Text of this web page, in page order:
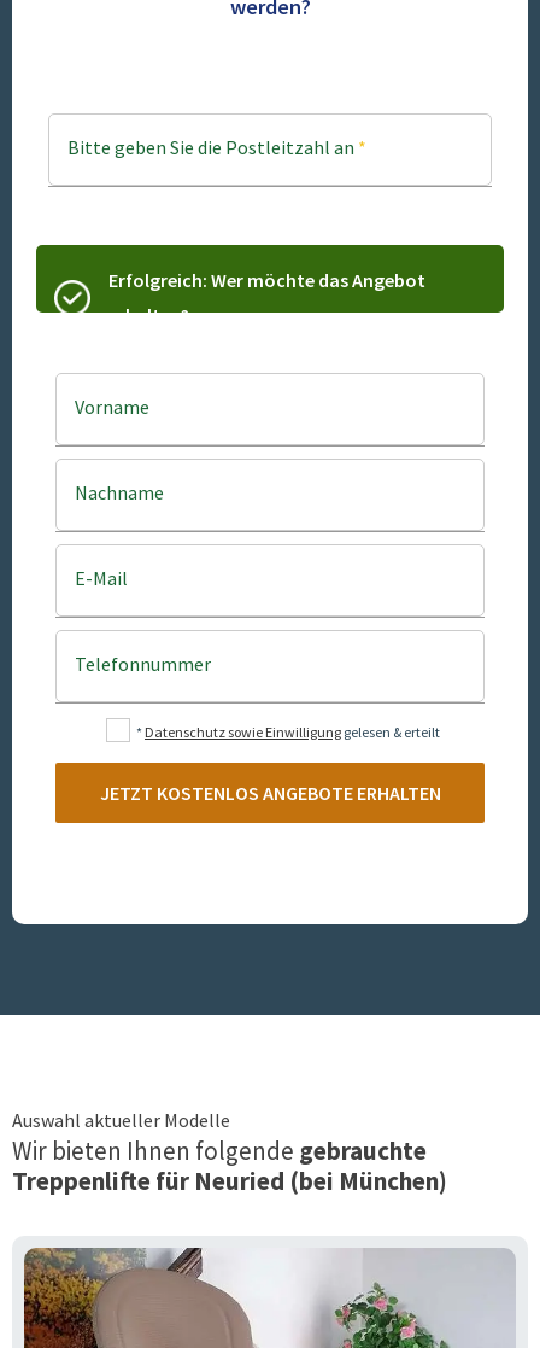
werden?
Bitte geben Sie die Postleitzahl an *
Erfolgreich: Wer möchte das Angebot
erhalten?
Vorname
Nachname
E-Mail
Telefonnummer
* Datenschutz sowie Einwilligung gelesen & erteilt
JETZT KOSTENLOS ANGEBOTE ERHALTEN
Auswahl aktueller Modelle
Wir bieten Ihnen folgende gebrauchte
Treppenlifte für Neuried (bei München)